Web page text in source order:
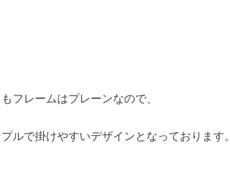
フレームはプレーンなので、
ルで掛けやすいデザインとなっております。